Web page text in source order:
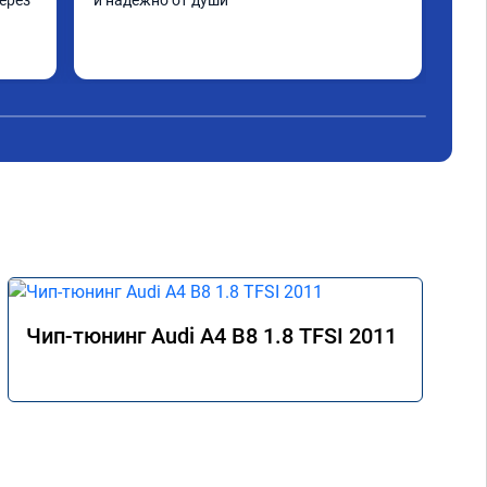
по
Чип-тюнинг Audi A4 B8 1.8 TFSI 2011